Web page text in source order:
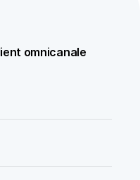
omnicanale